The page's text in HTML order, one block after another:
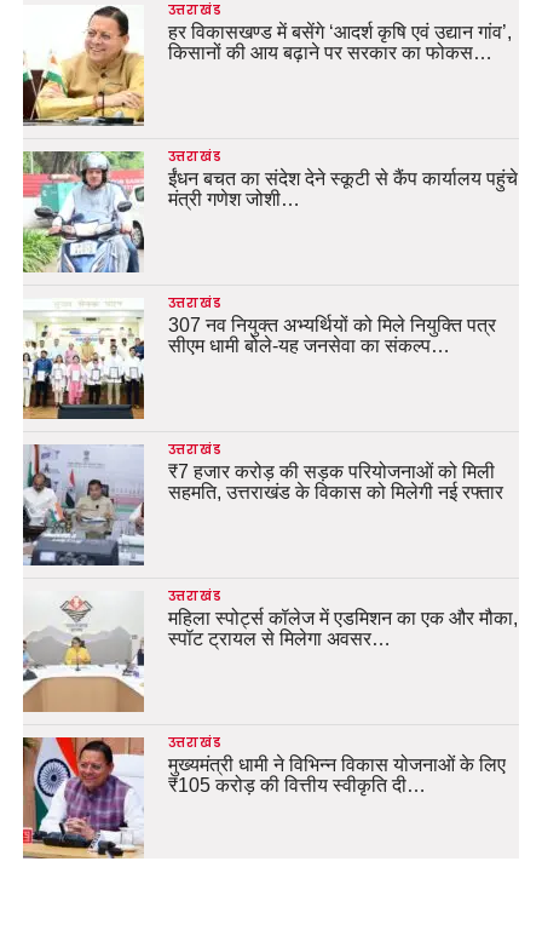
उत्तराखंड
हर विकासखण्ड में बसेंगे ‘आदर्श कृषि एवं उद्यान गांव’,
किसानों की आय बढ़ाने पर सरकार का फोकस…
उत्तराखंड
ईंधन बचत का संदेश देने स्कूटी से कैंप कार्यालय पहुंचे
मंत्री गणेश जोशी…
उत्तराखंड
307 नव नियुक्त अभ्यर्थियों को मिले नियुक्ति पत्र
सीएम धामी बोले-यह जनसेवा का संकल्प…
उत्तराखंड
₹7 हजार करोड़ की सड़क परियोजनाओं को मिली
सहमति, उत्तराखंड के विकास को मिलेगी नई रफ्तार
उत्तराखंड
महिला स्पोर्ट्स कॉलेज में एडमिशन का एक और मौका,
स्पॉट ट्रायल से मिलेगा अवसर…
उत्तराखंड
मुख्यमंत्री धामी ने विभिन्न विकास योजनाओं के लिए
₹105 करोड़ की वित्तीय स्वीकृति दी…